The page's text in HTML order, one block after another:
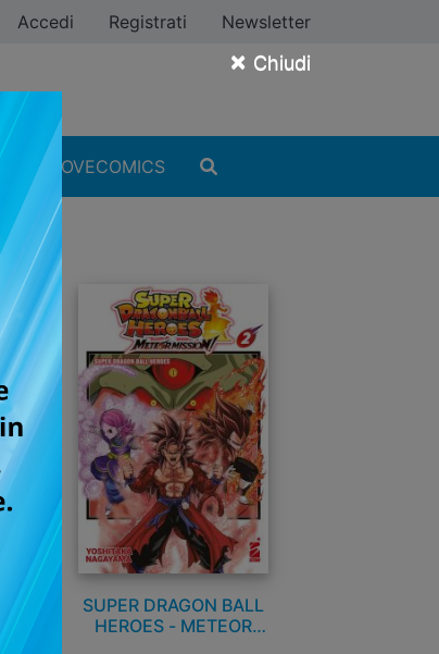
× Chiudi
Accedi Registrati Newsletter
#ILOVECOMICS
SUPER DRAGON BALL
HEROES - METEOR